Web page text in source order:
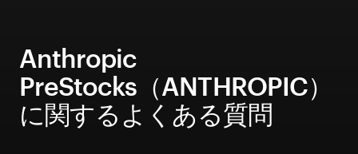
Anthropic
PreStocks（ANTHROPIC）
に関するよくある質問